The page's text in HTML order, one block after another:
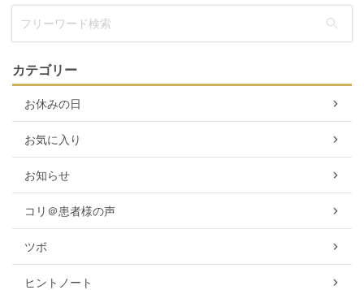
カテゴリー
お休みの日
お気に入り
お知らせ
コリ＠患者様の声
ツボ
ヒントノート